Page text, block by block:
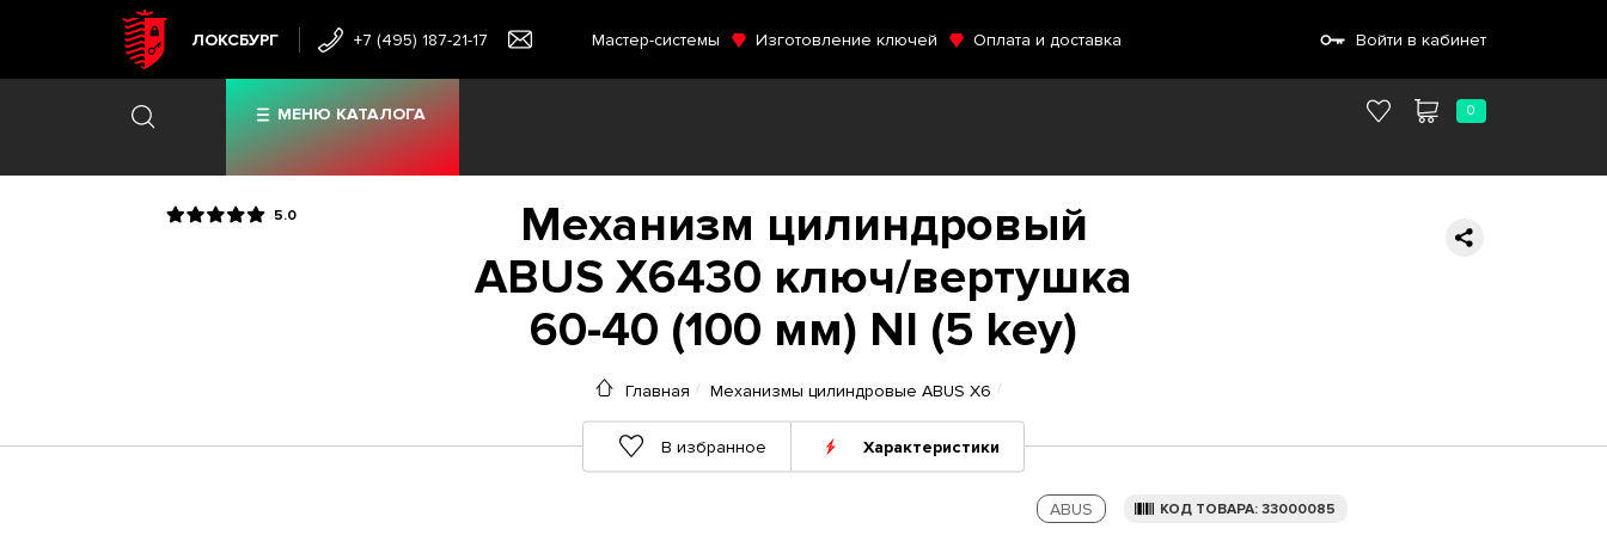
ЛОКСБУРГ +7 (495) 187-21-17 Мастер-системы Изготовление ключей Оплата и доставка Войти в кабинет
МЕНЮ КАТАЛОГА 0
5.0
Механизм цилиндровый
ABUS X6430 ключ/вертушка
60-40 (100 мм) NI (5 key)
Главная Механизмы цилиндровые ABUS X6
В избранное Характеристики
ABUS КОД ТОВАРА: 33000085